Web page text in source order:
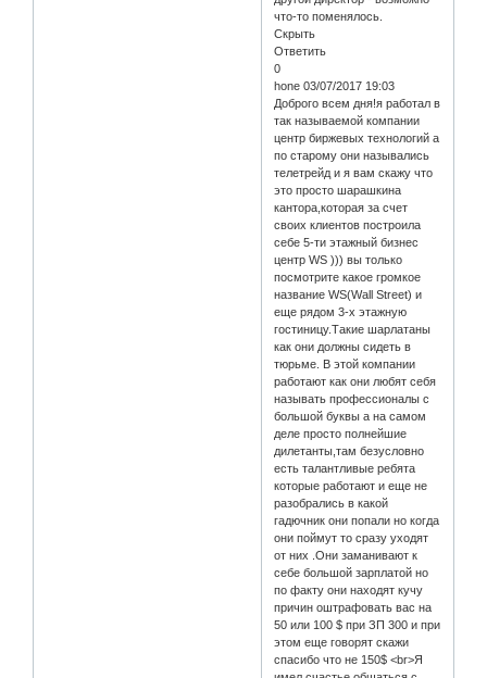
что-то поменялось.
Скрыть
Ответить
0
hone 03/07/2017 19:03
Доброго всем дня!я работал в
так называемой компании
центр биржевых технологий а
по старому они назывались
телетрейд и я вам скажу что
это просто шарашкина
кантора,которая за счет
своих клиентов построила
себе 5-ти этажный бизнес
центр WS ))) вы только
посмотрите какое громкое
название WS(Wall Street) и
еще рядом 3-х этажную
гостиницу.Такие шарлатаны
как они должны сидеть в
тюрьме. В этой компании
работают как они любят себя
называть профессионалы с
большой буквы а на самом
деле просто полнейшие
дилетанты,там безусловно
есть талантливые ребята
которые работают и еще не
разобрались в какой
гадючник они попали но когда
они поймут то сразу уходят
от них .Они заманивают к
себе большой зарплатой но
по факту они находят кучу
причин оштрафовать вас на
50 или 100 $ при ЗП 300 и при
этом еще говорят скажи
спасибо что не 150$ <br>Я